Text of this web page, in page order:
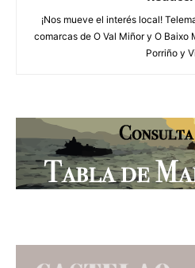
¡Nos mueve el interés local!
comarcas de O Val Miñor y O Baixo
Porriño y